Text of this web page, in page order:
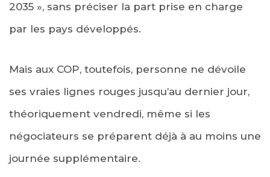
2035 », sans préciser la part prise en charge
par les pays développés.
Mais aux COP, toutefois, personne ne dévoile
ses vraies lignes rouges jusqu’au dernier jour,
théoriquement vendredi, même si les
négociateurs se préparent déjà à au moins une
journée supplémentaire.